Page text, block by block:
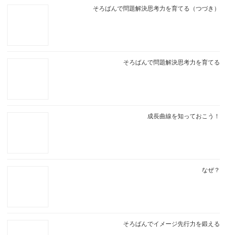
そろばんで問題解決思考力を育てる（つづき）
そろばんで問題解決思考力を育てる
成長曲線を知っておこう！
なぜ？
そろばんでイメージ先行力を鍛える